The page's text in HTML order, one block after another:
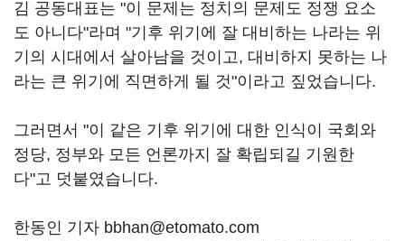
김 공동대표는 "이 문제는 정치의 문제도 정쟁 요소
도 아니다"라며 "기후 위기에 잘 대비하는 나라는 위
기의 시대에서 살아남을 것이고, 대비하지 못하는 나
라는 큰 위기에 직면하게 될 것"이라고 짚었습니다.
그러면서 "이 같은 기후 위기에 대한 인식이 국회와
정당, 정부와 모든 언론까지 잘 확립되길 기원한
다"고 덧붙였습니다.
한동인 기자 bbhan@etomato.com